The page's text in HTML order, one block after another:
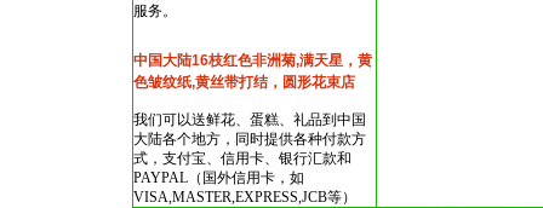
服务。
中国大陆16枝红色非洲菊,满天星，黄
色皱纹纸,黄丝带打结，圆形花束店
我们可以送鲜花、蛋糕、礼品到中国
大陆各个地方，同时提供各种付款方
式，支付宝、信用卡、银行汇款和
PAYPAL（国外信用卡，如
VISA,MASTER,EXPRESS,JCB等）